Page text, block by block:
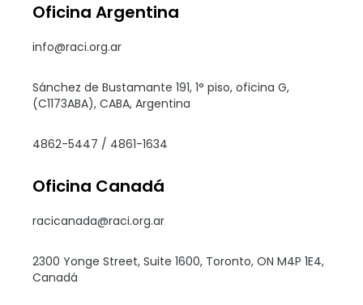
Oficina Argentina
info@raci.org.ar
Sánchez de Bustamante 191, 1° piso, oficina G,
(C1173ABA), CABA, Argentina
4862-5447 / 4861-1634
Oficina Canadá
racicanada@raci.org.ar
2300 Yonge Street, Suite 1600, Toronto, ON M4P 1E4,
Canadá